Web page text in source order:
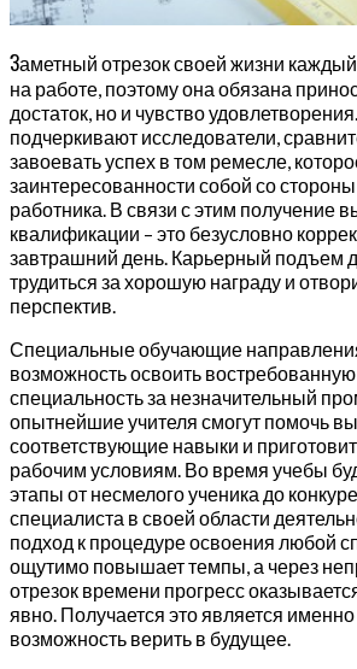
Заметный отрезок своей жизни
на работе, поэтому она обязана
достаток, но и чувство
подчеркивают исследователи,
завоевать успех в том ремесле,
заинтересованности собой со
работника. В связи с этим получение
квалификации – это безусловно
завтрашний день. Карьерный подъем
трудиться за хорошую награду и
перспектив.
Специальные обучающие
возможность освоить
специальность за незначительный
опытнейшие учителя смогут помочь
соответствующие навыки и
рабочим условиям. Во время учебы
этапы от несмелого ученика до
специалиста в своей области
подход к процедуре освоения любой
ощутимо повышает темпы, а через
отрезок времени прогресс
явно. Получается это является именно
возможность верить в будущее.